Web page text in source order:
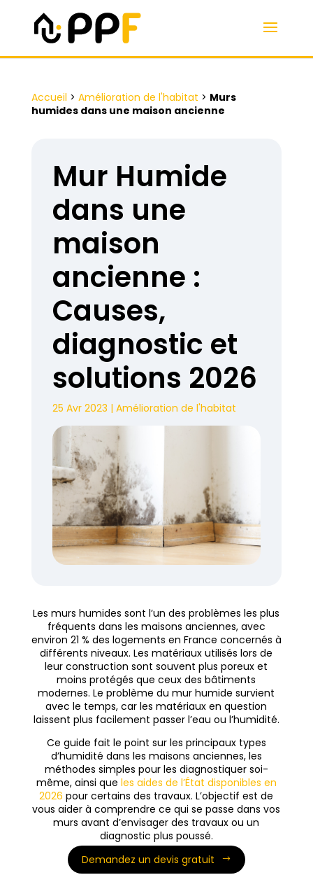
Accueil > Amélioration de l'habitat > Murs
humides dans une maison ancienne
Mur Humide
dans une
maison
ancienne :
Causes,
diagnostic et
solutions 2026
25 Avr 2023 | Amélioration de l'habitat
Les murs humides sont l’un des problèmes les plus
fréquents dans les maisons anciennes, avec
environ 21 % des logements en France concernés à
différents niveaux. Les matériaux utilisés lors de
leur construction sont souvent plus poreux et
moins protégés que ceux des bâtiments
modernes. Le problème du mur humide survient
avec le temps, car les matériaux en question
laissent plus facilement passer l’eau ou l’humidité.
Ce guide fait le point sur les principaux types
d’humidité dans les maisons anciennes, les
méthodes simples pour les diagnostiquer soi-
même, ainsi que les aides de l’État disponibles en
2026 pour certains des travaux. L’objectif est de
vous aider à comprendre ce qui se passe dans vos
murs avant d’envisager des travaux ou un
diagnostic plus poussé.
Demandez un devis gratuit